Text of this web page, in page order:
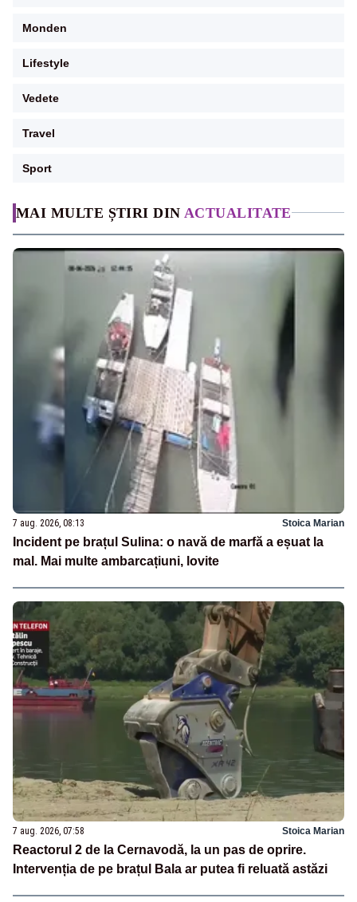
MAI MULTE ȘTIRI DIN ACTUALITATE
7 aug. 2026, 08:13 Stoica Marian
Incident pe brațul Sulina: o navă de marfă a eșuat la
mal. Mai multe ambarcațiuni, lovite
7 aug. 2026, 07:58 Stoica Marian
Reactorul 2 de la Cernavodă, la un pas de oprire.
Intervenția de pe brațul Bala ar putea fi reluată astăzi
Monden
Lifestyle
Vedete
Travel
Sport